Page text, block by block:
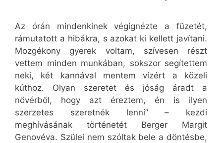
Az órán mindenkinek végignézte a füzetét,
rámutatott a hibákra, s azokat ki kellett javítani.
Mozgékony gyerek voltam, szívesen részt
vettem minden munkában, sokszor segítettem
neki, két kannával mentem vízért a közeli
kúthoz. Olyan szeretet és jóság áradt a
nővérből, hogy azt éreztem, én is ilyen
szerzetes szeretnék lenni” – kezdi
meghívásának történetét Berger Margit
Genovéva. Szülei nem szóltak bele a döntésbe,